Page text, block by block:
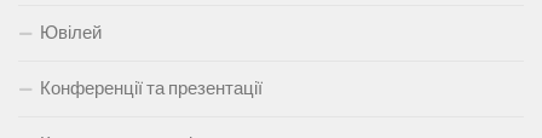
Ювілей
Конференції та презентації